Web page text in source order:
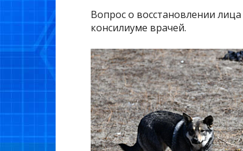
Вопрос о восстановлении
консилиуме врачей.